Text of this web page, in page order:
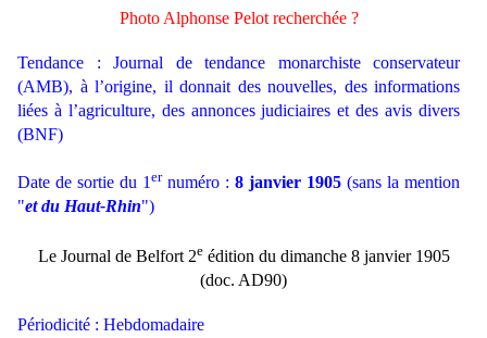
Photo Alphonse Pelot recherchée ?
Tendance : Journal de tendance monarchiste conservateur
(AMB), à l’origine, il donnait des nouvelles, des informations
liées à l’agriculture, des annonces judiciaires et des avis divers
(BNF)
Date de sortie du 1 ernuméro : 8 janvier 1905 (sans la mention
"et du Haut-Rhin")
Le Journal de Belfort 2eédition du dimanche 8 janvier 1905
(doc. AD90)
Périodicité : Hebdomadaire